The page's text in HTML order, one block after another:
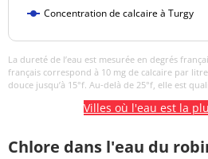
Concentration de calcaire à Turgy
La dureté de l’eau est mesurée en degrés
français correspond à 10 mg de calcaire par
douce jusqu’à 15°f. Au-delà de 25°f, elle est
Villes où l'eau est la
Chlore dans l'eau du